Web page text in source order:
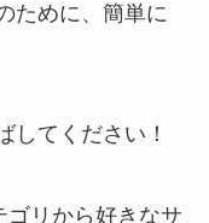
ために、簡単に
してください！
ゴリから好きなサ